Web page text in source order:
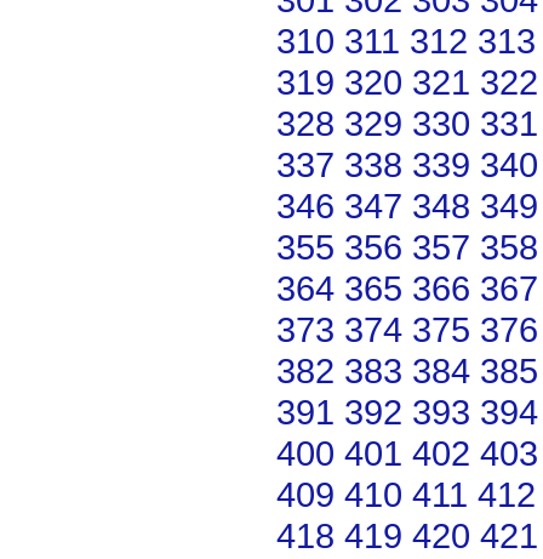
310 311 312 313
319 320 321 322
328 329 330 331
337 338 339 340
346 347 348 349
355 356 357 358
364 365 366 367
373 374 375 376
382 383 384 385
391 392 393 394
400 401 402 403
409 410 411 412
418 419 420 421